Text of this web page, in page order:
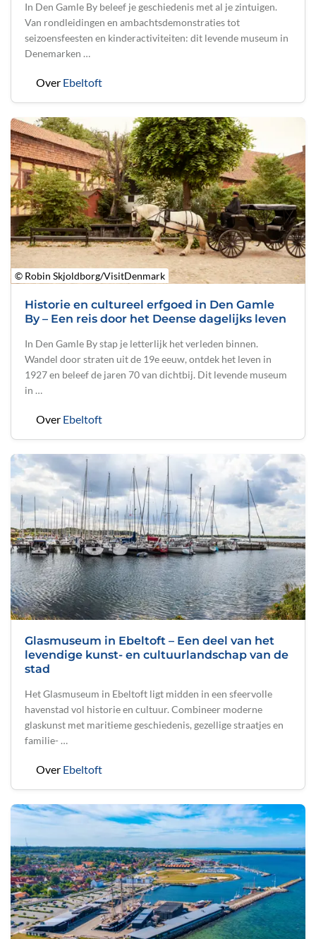
In Den Gamle By beleef je geschiedenis met al je zintuigen.
Van rondleidingen en ambachtsdemonstraties tot
seizoensfeesten en kinderactiviteiten: dit levende museum in
Denemarken …
Over Ebeltoft
© Robin Skjoldborg/VisitDenmark
Historie en cultureel erfgoed in Den Gamle
By – Een reis door het Deense dagelijks leven
In Den Gamle By stap je letterlijk het verleden binnen.
Wandel door straten uit de 19e eeuw, ontdek het leven in
1927 en beleef de jaren 70 van dichtbij. Dit levende museum
in …
Over Ebeltoft
Glasmuseum in Ebeltoft – Een deel van het
levendige kunst- en cultuurlandschap van de
stad
Het Glasmuseum in Ebeltoft ligt midden in een sfeervolle
havenstad vol historie en cultuur. Combineer moderne
glaskunst met maritieme geschiedenis, gezellige straatjes en
familie- …
Over Ebeltoft